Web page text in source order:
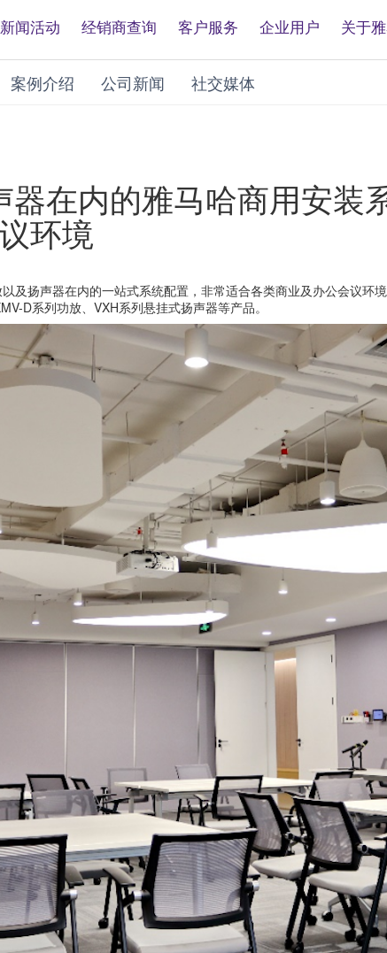
新闻活动 经销商查询 客户服务 企业用户 关于
案例介绍 公司新闻 社交媒体
器在内的雅马哈商用安装
环境
及扬声器在内的一站式系统配置，非常适合各类商业及办公会议环
D系列功放、VXH系列悬挂式扬声器等产品。